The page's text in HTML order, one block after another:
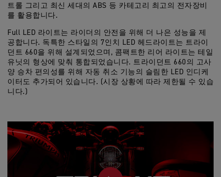
트롤 그리고 최신 세대의 ABS 등 카테고리 최고의 전자장비
를 활용합니다.
Full LED 라이트는 라이더의 안전을 위해 더 나은 성능을 제
공합니다. 독특한 스타일의 7인치 LED 헤드라이트는 트라이
던트 660을 위해 설계되었으며, 콤팩트한 리어 라이트는 테일
유닛의 형상에 맞춰 통합되었습니다. 트라이던트 660의 고사
양 승차 편의성를 위해 자동 취소 기능의 슬림한 LED 인디케
이터도 추가되어 있습니다. (시장 상황에 따라 제한될 수 있습
니다.)